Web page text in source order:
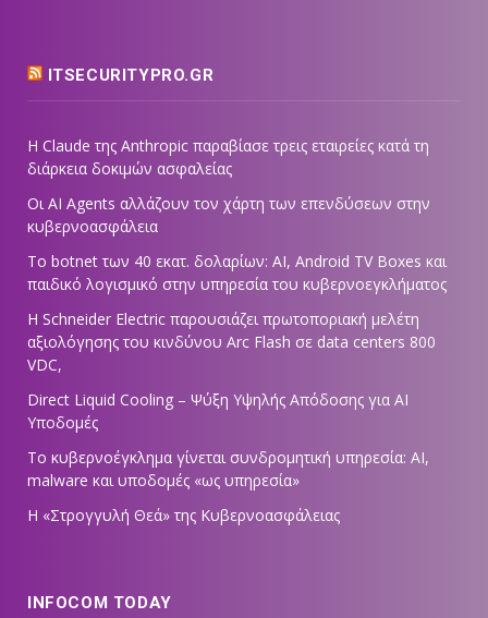
ITSECURITYPRO.GR
Η Claude της Anthropic παραβίασε τρεις εταιρείες κατά τη
διάρκεια δοκιμών ασφαλείας
Οι AI Agents αλλάζουν τον χάρτη των επενδύσεων στην
κυβερνοασφάλεια
Το botnet των 40 εκατ. δολαρίων: AI, Android TV Boxes και
παιδικό λογισμικό στην υπηρεσία του κυβερνοεγκλήματος
Η Schneider Electric παρουσιάζει πρωτοποριακή μελέτη
αξιολόγησης του κινδύνου Arc Flash σε data centers 800
VDC,
Direct Liquid Cooling – Ψύξη Υψηλής Απόδοσης για AI
Υποδομές
Το κυβερνοέγκλημα γίνεται συνδρομητική υπηρεσία: AI,
malware και υποδομές «ως υπηρεσία»
Η «Στρογγυλή Θεά» της Κυβερνοασφάλειας
INFOCOM TODAY